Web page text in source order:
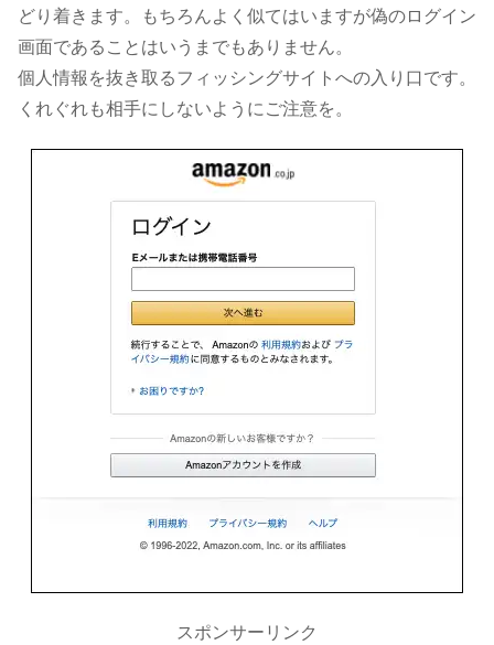
どり着きます。もちろんよく似てはいますが偽のログイン
画面であることはいうまでもありません。
個人情報を抜き取るフィッシングサイトへの入り口です。
くれぐれも相手にしないようにご注意を。
スポンサーリンク